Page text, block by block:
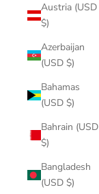
Austria (USD
$)
Azerbaijan
(USD $)
Bahamas
(USD $)
Bahrain (USD
$)
Bangladesh
(USD $)